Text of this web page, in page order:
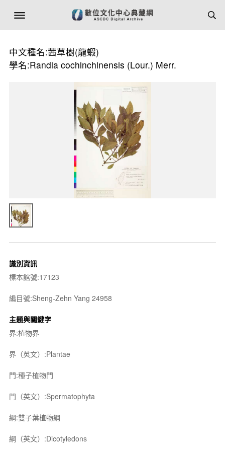
中文種名:茜草樹(龍蝦)
學名:Randia cochinchinensis (Lour.) Merr.
識別資訊
標本館號:17123
編目號:Sheng-Zehn Yang 24958
主題與關鍵字
界:植物界
界（英文）:Plantae
門:種子植物門
門（英文）:Spermatophyta
綱:雙子葉植物綱
綱（英文）:Dicotyledons